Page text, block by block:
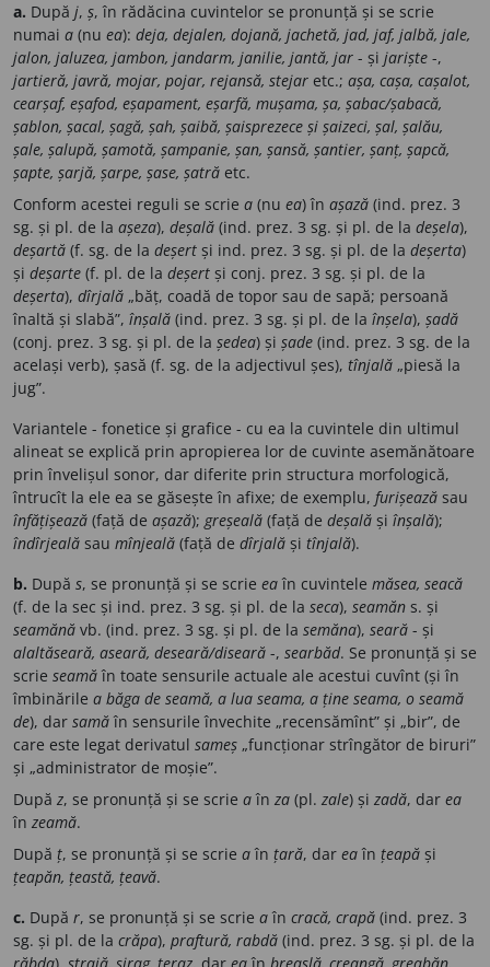
a. După j, ș, în rădăcina cuvintelor se pronunță și se scrie
numai a (nu ea): deja, dejalen, dojană, jachetă, jad, jaf, jalbă, jale,
jalon, jaluzea, jambon, jandarm, janilie, jantă, jar - și jariște -,
jartieră, javră, mojar, pojar, rejansă, stejar etc.; așa, cașa, cașalot,
cearșaf, eșafod, eșapament, eșarfă, mușama, șa, șabac/șabacă,
șablon, șacal, șagă, șah, șaibă, șaisprezece și șaizeci, șal, șalău,
șale, șalupă, șamotă, șampanie, șan, șansă, șantier, șanț, șapcă,
șapte, șarjă, șarpe, șase, șatră etc.
Conform acestei reguli se scrie a (nu ea) în așază (ind. prez. 3
sg. și pl. de la așeza), deșală (ind. prez. 3 sg. și pl. de la deșela),
deșartă (f. sg. de la deșert și ind. prez. 3 sg. și pl. de la deșerta)
și deșarte (f. pl. de la deșert și conj. prez. 3 sg. și pl. de la
deșerta), dîrjală „băț, coadă de topor sau de sapă; persoană
înaltă și slabă”, înșală (ind. prez. 3 sg. și pl. de la înșela), șadă
(conj. prez. 3 sg. și pl. de la ședea) și șade (ind. prez. 3 sg. de la
același verb), șasă (f. sg. de la adjectivul șes), tînjală „piesă la
jug”.
Variantele - fonetice și grafice - cu ea la cuvintele din ultimul
alineat se explică prin apropierea lor de cuvinte asemănătoare
prin învelișul sonor, dar diferite prin structura morfologică,
întrucît la ele ea se găsește în afixe; de exemplu, furișează sau
înfățișează (față de așază); greșeală (față de deșală și înșală);
îndîrjeală sau mînjeală (față de dîrjală și tînjală).
b. După s, se pronunță și se scrie eaîn cuvintele măsea, seacă
(f. de la sec și ind. prez. 3 sg. și pl. de la seca), seamăn s. și
seamănă vb. (ind. prez. 3 sg. și pl. de la semăna), seară - și
alaltăseară, aseară, deseară/diseară -, searbăd. Se pronunță și se
scrie seamăîn toate sensurile actuale ale acestui cuvînt (și în
îmbinările a băga de seamă, a lua seama, a ține seama, o seamă
de), dar samăîn sensurile învechite „recensămînt” și „bir”, de
care este legat derivatul sameș „funcționar strîngător de biruri”
și „administrator de moșie”.
După z, se pronunță și se scrie aîn za (pl. zale) și zadă, dar ea
în zeamă.
După ț, se pronunță și se scrie aîn țară, dar eaîn țeapă și
țeapăn, țeastă, țeavă.
c. După r, se pronunță și se scrie aîn cracă, crapă (ind. prez. 3
sg. și pl. de la crăpa), praftură, rabdă (ind. prez. 3 sg. și pl. de la